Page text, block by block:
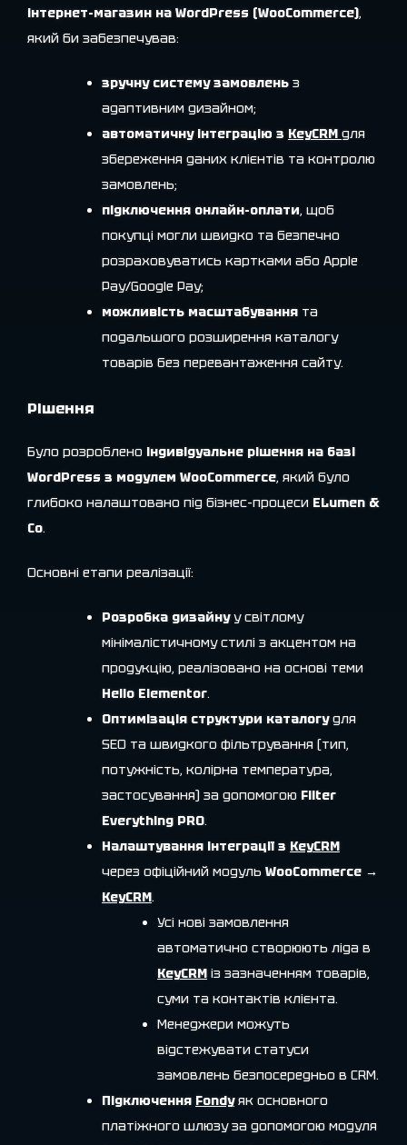
інтернет-магазин на WordPress (WooCommerce),
який би забезпечував:
зручну систему замовлень з
адаптивним дизайном;
автоматичну інтеграцію з KeyCRM для
збереження даних клієнтів та контролю
замовлень;
підключення онлайн-оплати, щоб
покупці могли швидко та безпечно
розраховуватись картками або Apple
Pay/Google Pay;
можливість масштабування та
подальшого розширення каталогу
товарів без перевантаження сайту.
Рішення
Було розроблено індивідуальне рішення на базі
WordPress з модулем WooCommerce, який було
глибоко налаштовано під бізнес-процеси ELumen &
Co.
Основні етапи реалізації:
Розробка дизайнуу світлому
мінімалістичному стилі з акцентом на
продукцію, реалізовано на основі теми
Hello Elementor.
Оптимізація структури каталогудля
SEO та швидкого фільтрування (тип,
потужність, колірна температура,
застосування) за допомогою Filter
Everything PRO.
Налаштування інтеграції з KeyCRM
через офіційний модуль WooCommerce →
KeyCRM.
Усі нові замовлення
автоматично створюють ліда в
KeyCRM із зазначенням товарів,
суми та контактів клієнта.
Менеджери можуть
відстежувати статуси
замовлень безпосередньо в CRM.
Підключення Fondyяк основного
платіжного шлюзу за допомогою модуля